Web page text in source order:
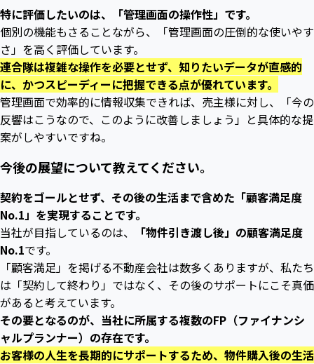
特に評価したいのは、「管理画面の操作性」です。
個別の機能もさることながら、「管理画面の圧倒的な使いやす
さ」を高く評価しています。
連合隊は複雑な操作を必要とせず、知りたいデータが直感的
に、かつスピーディーに把握できる点が優れています。
管理画面で効率的に情報収集できれば、売主様に対し、「今の
反響はこうなので、このように改善しましょう」と具体的な提
案がしやすいですね。
今後の展望について教えてください。
契約をゴールとせず、その後の生活まで含めた「顧客満足度
No.1」を実現することです。
当社が目指しているのは、
「物件引き渡し後」の顧客満足度
No.1です。
「顧客満足」を掲げる不動産会社は数多くありますが、私たち
は「契約して終わり」ではなく、その後のサポートにこそ真価
があると考えています。
その要となるのが、当社に所属する複数のFP（ファイナンシ
ャルプランナー）の存在です。
お客様の人生を長期的にサポートするため、物件購入後の生活